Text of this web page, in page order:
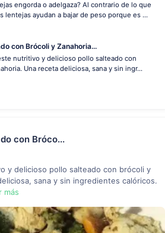
engorda o adelgaza? Al contrario de lo que
lentejas ayudan a bajar de peso porque es ...
con Brócoli y Zanahoria...
nutritivo y delicioso pollo salteado con
Una receta deliciosa, sana y sin ingr...
con Bróco...
y delicioso pollo salteado con brócoli y
sana y sin ingredientes calóricos.
más